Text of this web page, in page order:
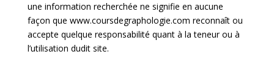
une information recherchée ne signifie en aucune
façon que www.coursdegraphologie.com reconnaît ou
accepte quelque responsabilité quant à la teneur ou à
l’utilisation dudit site.